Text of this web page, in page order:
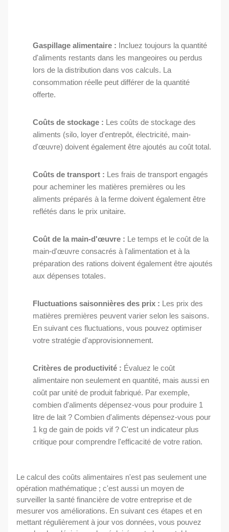
Gaspillage alimentaire : Incluez toujours la quantité
d'aliments restants dans les mangeoires ou perdus
lors de la distribution dans vos calculs. La
consommation réelle peut différer de la quantité
offerte.
Coûts de stockage : Les coûts de stockage des
aliments (silo, loyer d'entrepôt, électricité, main-
d'œuvre) doivent également être ajoutés au coût total.
Coûts de transport : Les frais de transport engagés
pour acheminer les matières premières ou les
aliments préparés à la ferme doivent également être
reflétés dans le prix unitaire.
Coût de la main-d'œuvre : Le temps et le coût de la
main-d'œuvre consacrés à l'alimentation et à la
préparation des rations doivent également être ajoutés
aux dépenses totales.
Fluctuations saisonnières des prix : Les prix des
matières premières peuvent varier selon les saisons.
En suivant ces fluctuations, vous pouvez optimiser
votre stratégie d'approvisionnement.
Critères de productivité : Évaluez le coût
alimentaire non seulement en quantité, mais aussi en
coût par unité de produit fabriqué. Par exemple,
combien d'aliments dépensez-vous pour produire 1
litre de lait ? Combien d'aliments dépensez-vous pour
1 kg de gain de poids vif ? C'est un indicateur plus
critique pour comprendre l'efficacité de votre ration.
Le calcul des coûts alimentaires n'est pas seulement une
opération mathématique ; c'est aussi un moyen de
surveiller la santé financière de votre entreprise et de
mesurer vos améliorations. En suivant ces étapes et en
mettant régulièrement à jour vos données, vous pouvez